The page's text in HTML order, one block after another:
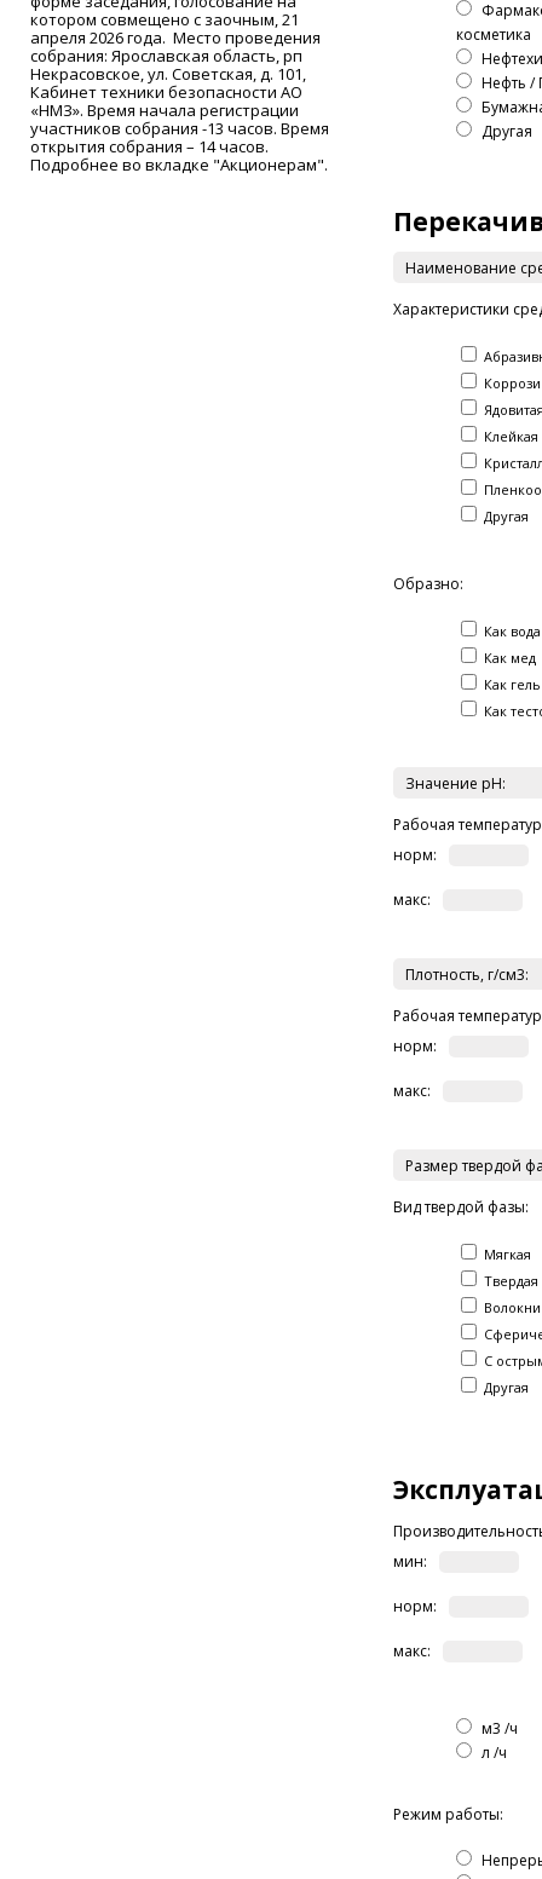
котором совмещено с заочным, 21
апреля 2026 года. Место проведения
собрания: Ярославская область, рп
Некрасовское, ул. Советская, д. 101,
Кабинет техники безопасности АО
«НМЗ». Время начала регистрации
участников собрания -13 часов. Время
открытия собрания – 14 часов.
Подробнее во вкладке "Акционерам".
косметика
Нефть /
Другая
Наименование
Характеристики
Клейкая
Другая
Образно:
Как вода
Как мед
Как гель
Как
Значение pH:
Рабочая
норм:
макс:
Плотность, г/см3:
Рабочая
норм:
макс:
Размер твердой
Вид твердой фазы:
Мягкая
Твердая
С
Другая
мин:
норм:
макс:
м3 /ч
л /ч
Режим работы: